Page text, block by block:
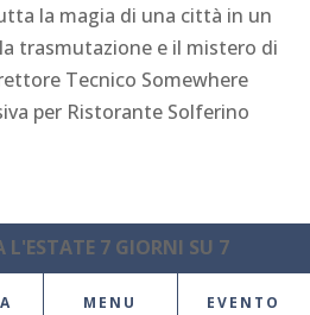
la magia di una città in un
trasmutazione e il mistero di
Tecnico Somewhere
per Ristorante Solferino
7 GIORNI SU 7
MENU EVENTO